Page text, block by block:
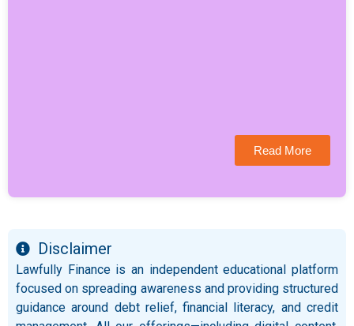
Read More
Disclaimer
Lawfully Finance is an independent educational platform
focused on spreading awareness and providing structured
guidance around debt relief, financial literacy, and credit